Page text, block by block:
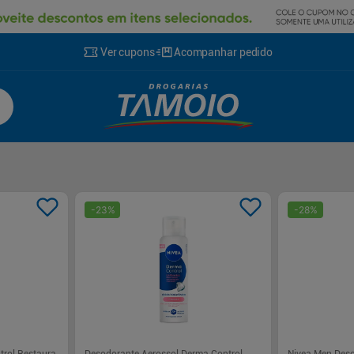
Ver cupons Acompanhar pedido
-23% -28%